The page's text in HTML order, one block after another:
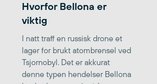
Hvorfor Bellona er
viktig
I natt traff en russisk drone et
lager for brukt atombrensel ved
Tsjornobyl. Det er akkurat
denne typen hendelser Bellona